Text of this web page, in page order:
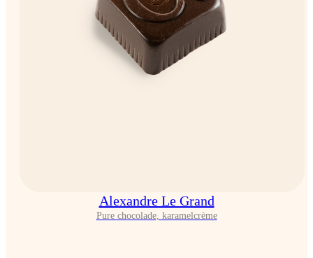
Alexandre Le Grand
Pure chocolade, karamelcrème